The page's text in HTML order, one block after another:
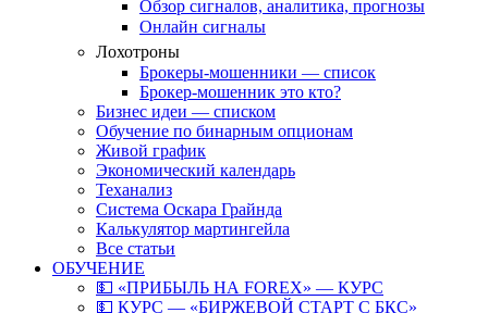
Обзор сигналов, аналитика, прогнозы
Онлайн сигналы
Лохотроны
Брокеры-мошенники — список
Брокер-мошенник это кто?
Бизнес идеи — списком
Обучение по бинарным опционам
Живой график
Экономический календарь
Теханализ
Система Оскара Грайнда
Калькулятор мартингейла
Все статьи
ОБУЧЕНИЕ
💵 «ПРИБЫЛЬ НА FOREX» — КУРС
💵 КУРС — «БИРЖЕВОЙ СТАРТ С БКС»